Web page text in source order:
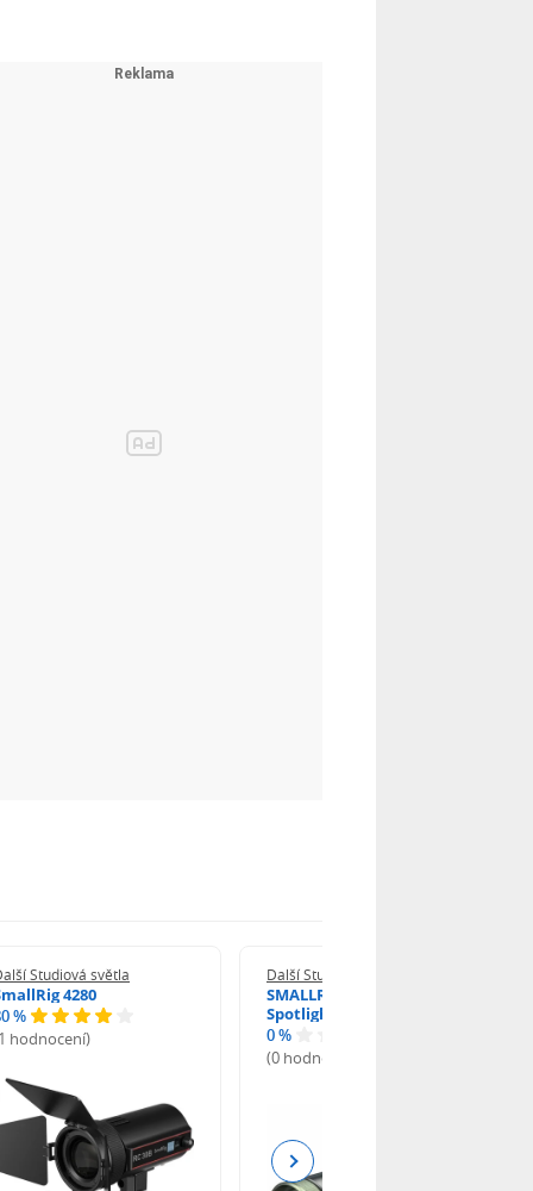
Studiová světla
4280
%
hodnocení)
Další Studiová světla
SMALLRIG 6376 SP Air
Spotlight
0 %
(0 hodnocení)
Next